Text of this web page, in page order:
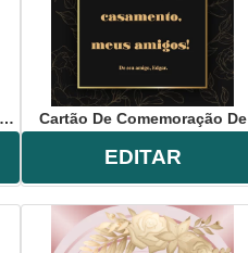
Cartão De Comemoração De
EDITAR